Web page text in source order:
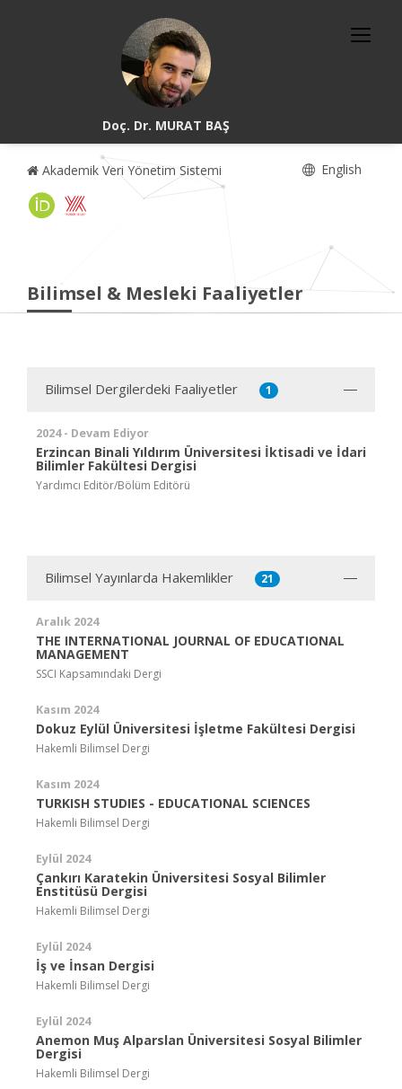
Doç. Dr. MURAT BAŞ
Akademik Veri Yönetim Sistemi English
Bilimsel & Mesleki Faaliyetler
Bilimsel Dergilerdeki Faaliyetler 1
2024 - Devam Ediyor
Erzincan Binali Yıldırım Üniversitesi İktisadi ve İdari
Bilimler Fakültesi Dergisi
Yardımcı Editör/Bölüm Editörü
Bilimsel Yayınlarda Hakemlikler 21
Aralık 2024
THE INTERNATIONAL JOURNAL OF EDUCATIONAL
MANAGEMENT
SSCI Kapsamındaki Dergi
Kasım 2024
Dokuz Eylül Üniversitesi İşletme Fakültesi Dergisi
Hakemli Bilimsel Dergi
Kasım 2024
TURKISH STUDIES - EDUCATIONAL SCIENCES
Hakemli Bilimsel Dergi
Eylül 2024
Çankırı Karatekin Üniversitesi Sosyal Bilimler
Enstitüsü Dergisi
Hakemli Bilimsel Dergi
Eylül 2024
İş ve İnsan Dergisi
Hakemli Bilimsel Dergi
Eylül 2024
Anemon Muş Alparslan Üniversitesi Sosyal Bilimler
Dergisi
Hakemli Bilimsel Dergi